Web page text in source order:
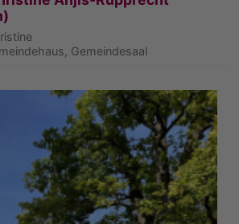
Gemeindesaal